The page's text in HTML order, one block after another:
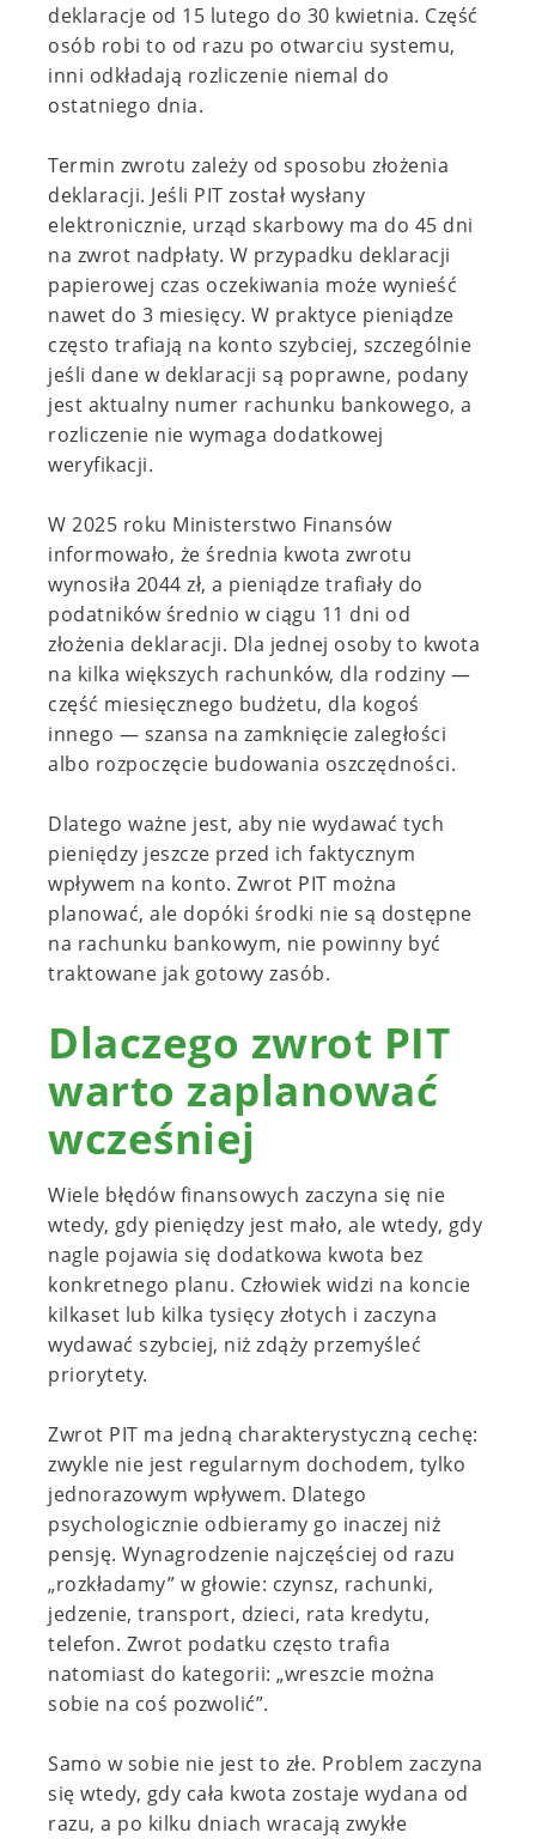
deklaracje od 15 lutego do 30 kwietnia. Część
osób robi to od razu po otwarciu systemu,
inni odkładają rozliczenie niemal do
ostatniego dnia.
Termin zwrotu zależy od sposobu złożenia
deklaracji. Jeśli PIT został wysłany
elektronicznie, urząd skarbowy ma do 45 dni
na zwrot nadpłaty. W przypadku deklaracji
papierowej czas oczekiwania może wynieść
nawet do 3 miesięcy. W praktyce pieniądze
często trafiają na konto szybciej, szczególnie
jeśli dane w deklaracji są poprawne, podany
jest aktualny numer rachunku bankowego, a
rozliczenie nie wymaga dodatkowej
weryfikacji.
W 2025 roku Ministerstwo Finansów
informowało, że średnia kwota zwrotu
wynosiła 2044 zł, a pieniądze trafiały do
podatników średnio w ciągu 11 dni od
złożenia deklaracji. Dla jednej osoby to kwota
na kilka większych rachunków, dla rodziny —
część miesięcznego budżetu, dla kogoś
innego — szansa na zamknięcie zaległości
albo rozpoczęcie budowania oszczędności.
Dlatego ważne jest, aby nie wydawać tych
pieniędzy jeszcze przed ich faktycznym
wpływem na konto. Zwrot PIT można
planować, ale dopóki środki nie są dostępne
na rachunku bankowym, nie powinny być
traktowane jak gotowy zasób.
Dlaczego zwrot PIT
warto zaplanować
wcześniej
Wiele błędów finansowych zaczyna się nie
wtedy, gdy pieniędzy jest mało, ale wtedy, gdy
nagle pojawia się dodatkowa kwota bez
konkretnego planu. Człowiek widzi na koncie
kilkaset lub kilka tysięcy złotych i zaczyna
wydawać szybciej, niż zdąży przemyśleć
priorytety.
Zwrot PIT ma jedną charakterystyczną cechę:
zwykle nie jest regularnym dochodem, tylko
jednorazowym wpływem. Dlatego
psychologicznie odbieramy go inaczej niż
pensję. Wynagrodzenie najczęściej od razu
„rozkładamy” w głowie: czynsz, rachunki,
jedzenie, transport, dzieci, rata kredytu,
telefon. Zwrot podatku często trafia
natomiast do kategorii: „wreszcie można
sobie na coś pozwolić”.
Samo w sobie nie jest to złe. Problem zaczyna
się wtedy, gdy cała kwota zostaje wydana od
razu, a po kilku dniach wracają zwykłe